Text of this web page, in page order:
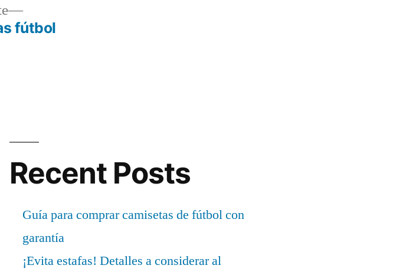
Entrada
siguiente:
fútbol
Recent Posts
Guía para comprar camisetas de fútbol con
garantía
¡Evita estafas! Detalles a considerar al